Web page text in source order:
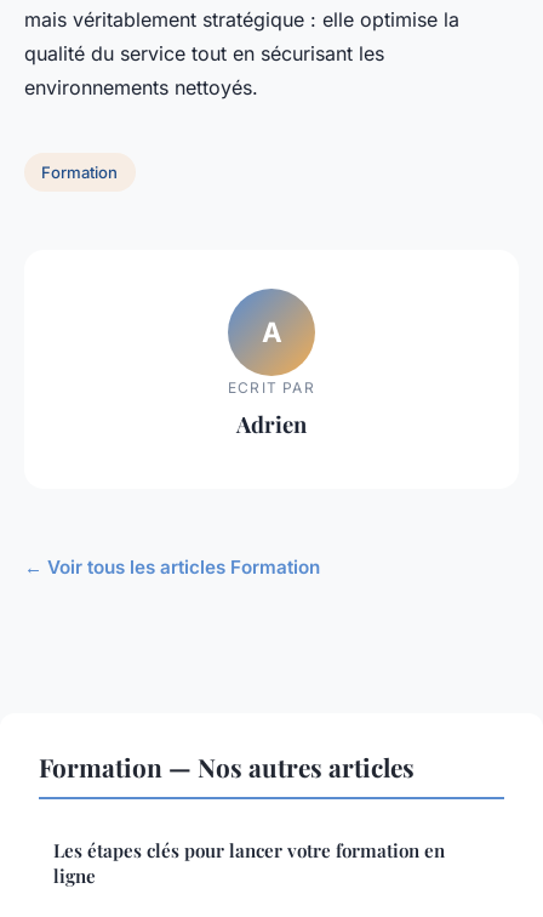
mais véritablement stratégique : elle optimise la
qualité du service tout en sécurisant les
environnements nettoyés.
Formation
A
ECRIT PAR
Adrien
← Voir tous les articles Formation
Formation — Nos autres articles
Les étapes clés pour lancer votre formation en
ligne